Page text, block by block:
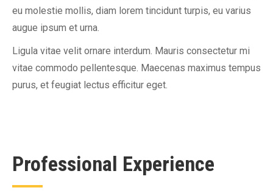
eu molestie mollis, diam lorem tincidunt turpis, eu varius
augue ipsum et urna.
Ligula vitae velit ornare interdum. Mauris consectetur mi
vitae commodo pellentesque. Maecenas maximus tempus
purus, et feugiat lectus efficitur eget.
Professional Experience